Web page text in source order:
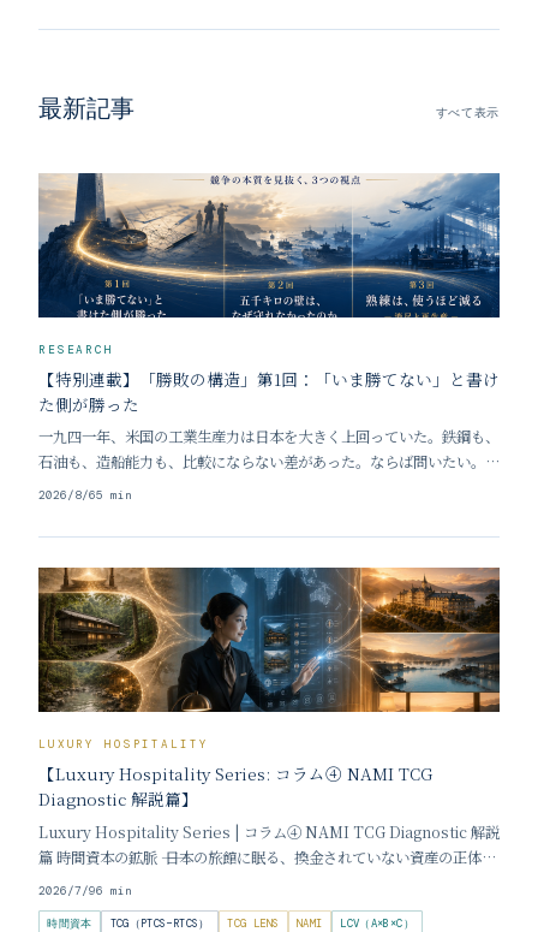
最新記事 すべて表示
RESEARCH
【特別連載】「勝敗の構造」第1回：「いま勝てない」と書け
た側が勝った
一九四一年、米国の工業生産力は日本を大きく上回っていた。鉄鋼も、
石油も、造船能力も、比較にならない差があった。ならば問いたい。圧
倒的な物量を持つ側が、なぜ詳細な計画を必要としたのか。作れるもの
とが、本連載の出発点である。
2026/8/65 min
LUXURY HOSPITALITY
【Luxury Hospitality Series: コラム④ NAMI TCG
Diagnostic 解説篇】
Luxury Hospitality Series | コラム④ NAMI TCG Diagnostic 解説
篇 時間資本の鉱脈 ―― 日本の旅館に眠る、換金されていない資産の正体
Time Capital Mine: The Unmined Wealth Sleeping Inside
Japan
2026/7/96 min
時間資本 TCG（PTCS−RTCS） TCG LENS NAMI LCV（A×B×C）